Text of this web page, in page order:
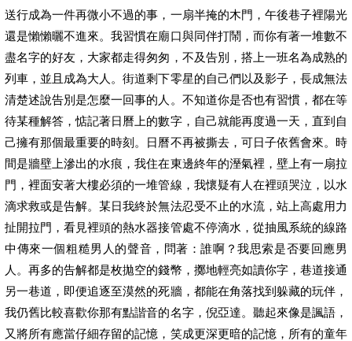
送行成為一件再微小不過的事，一扇半掩的木門，午後巷子裡陽光
還是懶懶曬不進來。我習慣在廟口與同伴打鬧，而你有著一堆數不
盡名字的好友，大家都走得匆匆，不及告別，搭上一班名為成熟的
列車，並且成為大人。街道剩下零星的自己們以及影子，長成無法
清楚述說告別是怎麼一回事的人。不知道你是否也有習慣，都在等
待某種解答，惦記著日曆上的數字，自己就能再度過一天，直到自
己擁有那個最重要的時刻。日曆不再被撕去，可日子依舊會來。時
間是牆壁上滲出的水痕，我住在東邊終年的溼氣裡，壁上有一扇拉
門，裡面安著大樓必須的一堆管線，我懷疑有人在裡頭哭泣，以水
滴求救或是告解。某日我終於無法忍受不止的水流，站上高處用力
扯開拉門，看見裡頭的熱水器接管處不停滴水，從抽風系統的線路
中傳來一個粗糙男人的聲音，問著：誰啊？我思索是否要回應男
人。再多的告解都是枚拋空的錢幣，擲地輕亮如讀你字，巷道接通
另一巷道，即便追逐至漠然的死牆，都能在角落找到躲藏的玩伴，
我仍舊比較喜歡你那有點諧音的名字，倪亞達。聽起來像是諷語，
又將所有應當仔細存留的記憶，笑成更深更暗的記憶，所有的童年